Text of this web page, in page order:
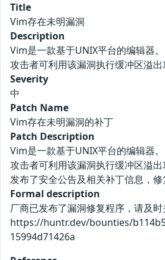
Title
Vim存在未明漏洞
Description
Vim是一款基于UNIX平台的编辑器
攻击者可利用该漏洞执行缓冲区溢出
Severity
中
Patch Name
Vim存在未明漏洞的补丁
Patch Description
Vim是一款基于UNIX平台的编辑器
攻击者可利用该漏洞执行缓冲区溢
发布了安全公告及相关补丁信息，修
Formal description
厂商已发布了漏洞修复程序，请及时
https://huntr.dev/bounties/
15994d71426a